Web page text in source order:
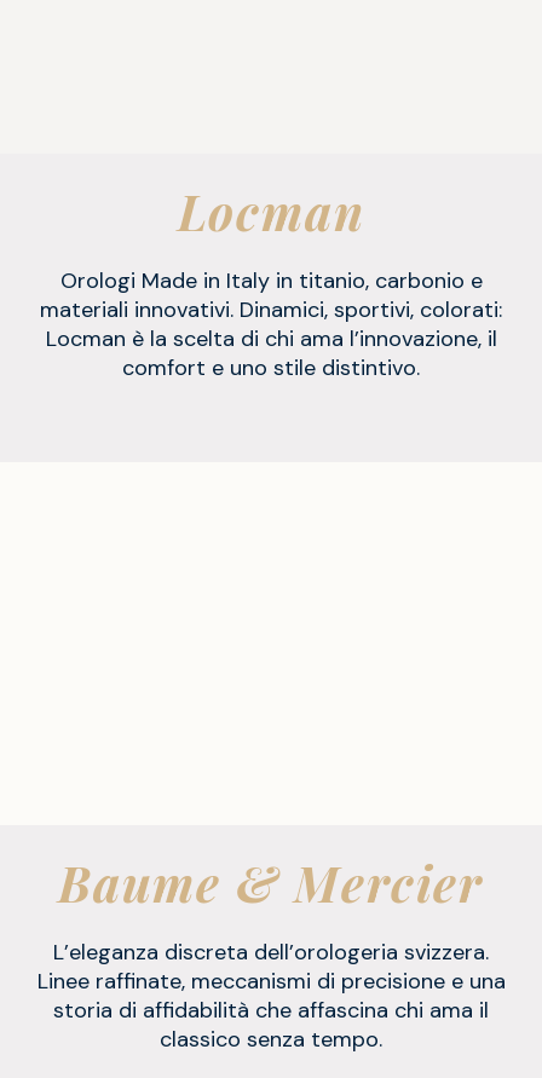
Locman
Orologi Made in Italy in titanio, carbonio e
materiali innovativi. Dinamici, sportivi, colorati:
Locman è la scelta di chi ama l’innovazione, il
comfort e uno stile distintivo.
Baume & Mercier
L’eleganza discreta dell’orologeria svizzera.
Linee raffinate, meccanismi di precisione e una
storia di affidabilità che affascina chi ama il
classico senza tempo.